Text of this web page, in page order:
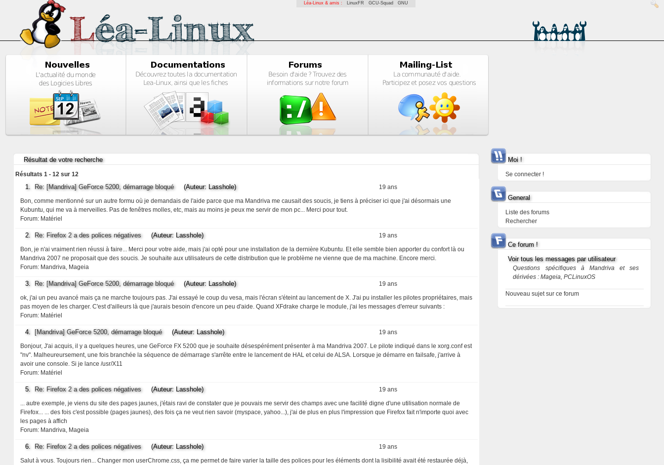
Léa-Linux & amis : LinuxFR GCU-Squad GNU
Résultat de votre recherche
Résultats 1 - 12 sur 12
19 ans
1. Re: [Mandriva] GeForce 5200, démarrage bloqué(Auteur: Lasshole)
Bon, comme mentionné sur un autre formu où je demandais de l'aide parce que ma Mandriva me causait des soucis, je tiens à préciser ici que j'ai désormais une
Kubuntu, qui me va à merveilles. Pas de fenêtres molles, etc, mais au moins je peux me servir de mon pc... Merci pour tout.
Forum: Matériel
19 ans
2. Re: Firefox 2 a des polices négatives(Auteur: Lasshole)
Bon, je n'ai vraiment rien réussi à faire... Merci pour votre aide, mais j'ai opté pour une installation de la dernière Kubuntu. Et elle semble bien apporter du confort là ou
Mandriva 2007 ne proposait que des soucis. Je souhaite aux utilisateurs de cette distribution que le problème ne vienne que de ma machine. Encore merci.
Forum: Mandriva, Mageia
19 ans
3. Re: [Mandriva] GeForce 5200, démarrage bloqué(Auteur: Lasshole)
ok, j'ai un peu avancé mais ça ne marche toujours pas. J'ai essayé le coup du vesa, mais l'écran s'éteint au lancement de X. J'ai pu installer les pilotes propriétaires, mais
pas moyen de les charger. C'est d'ailleurs là que j'aurais besoin d'encore un peu d'aide. Quand XFdrake charge le module, j'ai les messages d'erreur suivants :
Forum: Matériel
19 ans
4. [Mandriva] GeForce 5200, démarrage bloqué(Auteur: Lasshole)
Bonjour, J'ai acquis, il y a quelques heures, une GeForce FX 5200 que je souhaite désespérément présenter à ma Mandriva 2007. Le pilote indiqué dans le xorg.conf est
"nv". Malheureursement, une fois branchée la séquence de démarrage s'arrête entre le lancement de HAL et celui de ALSA. Lorsque je démarre en failsafe, j'arrive à
avoir une console. Si je lance /usr/X11
Forum: Matériel
19 ans
5. Re: Firefox 2 a des polices négatives(Auteur: Lasshole)
... autre exemple, je viens du site des pages jaunes, j'étais ravi de constater que je pouvais me servir des champs avec une facilité digne d'une utilisation normale de
Firefox... ... des fois c'est possible (pages jaunes), des fois ça ne veut rien savoir (myspace, yahoo...), j'ai de plus en plus l'impression que Firefox fait n'importe quoi avec
les pages à affich
Forum: Mandriva, Mageia
19 ans
6. Re: Firefox 2 a des polices négatives(Auteur: Lasshole)
Salut à vous. Toujours rien... Changer mon userChrome.css, ça me permet de faire varier la taille des polices pour les éléments dont la lisibilité avait été restaurée déjà,
Moi !
Se connecter !
General
Liste des forums
Rechercher
Ce forum !
Voir tous les messages par utilisateur
Questions spécifiques à Mandriva et ses
dérivées : Mageia, PCLinuxOS
Nouveau sujet sur ce forum